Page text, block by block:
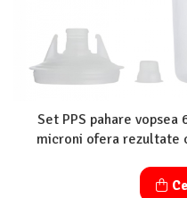
Set PPS pahare
microni ofera rezultate